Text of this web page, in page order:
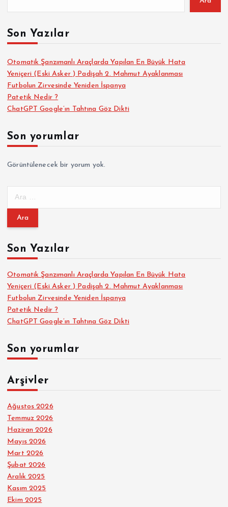
Son Yazılar
Otomatik Şanzımanlı Araçlarda Yapılan En Büyük Hata
Yeniçeri (Eski Asker ) Padişah 2. Mahmut Ayaklanması
Futbolun Zirvesinde Yeniden İspanya
Patetik Nedir ?
ChatGPT Google’ın Tahtına Göz Dikti
Son yorumlar
Görüntülenecek bir yorum yok.
m
:Son Yazılar
Otomatik Şanzımanlı Araçlarda Yapılan En Büyük Hata
Yeniçeri (Eski Asker ) Padişah 2. Mahmut Ayaklanması
Futbolun Zirvesinde Yeniden İspanya
Patetik Nedir ?
ChatGPT Google’ın Tahtına Göz Dikti
Son yorumlar
Arşivler
Ağustos 2026
Temmuz 2026
Haziran 2026
Mayıs 2026
Mart 2026
Şubat 2026
Aralık 2025
Kasım 2025
Ekim 2025